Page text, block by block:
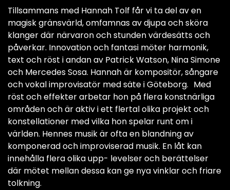
Tillsammans med Hannah Tolf får vi ta del av en
magisk gränsvärld, omfamnas av djupa och sköra
klanger där närvaron och stunden värdesätts och
påverkar. Innovation och fantasi möter harmonik,
text och röst i andan av Patrick Watson, Nina Simone
och Mercedes Sosa. Hannah är kompositör, sångare
och vokal improvisatör med säte i Göteborg. Med
röst och effekter arbetar hon på flera konstnärliga
områden och är aktiv i ett flertal olika projekt och
konstellationer med vilka hon spelar runt om i
världen. Hennes musik är ofta en blandning av
komponerad och improviserad musik. En låt kan
innehålla flera olika upp- levelser och berättelser
där mötet mellan dessa kan ge nya vinklar och friare
tolkning.